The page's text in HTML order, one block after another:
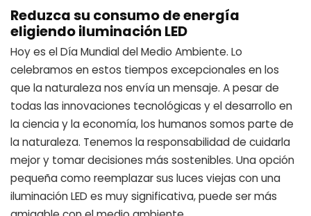
Reduzca su consumo de energía
eligiendo iluminación LED
Hoy es el Día Mundial del Medio Ambiente. Lo
celebramos en estos tiempos excepcionales en los
que la naturaleza nos envía un mensaje. A pesar de
todas las innovaciones tecnológicas y el desarrollo en
la ciencia y la economía, los humanos somos parte de
la naturaleza. Tenemos la responsabilidad de cuidarla
mejor y tomar decisiones más sostenibles. Una opción
pequeña como reemplazar sus luces viejas con una
iluminación LED es muy significativa, puede ser más